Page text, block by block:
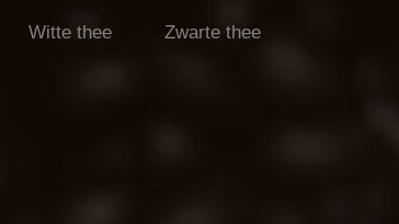
Witte thee Zwarte thee